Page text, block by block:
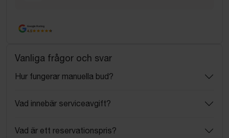
Google Rating
4.5
Vanliga frågor och svar
Hur fungerar manuella bud?
Vad innebär serviceavgift?
Vad är ett reservationspris?